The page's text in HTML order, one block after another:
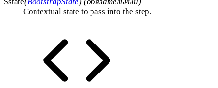
Contextual state to pass into the step.